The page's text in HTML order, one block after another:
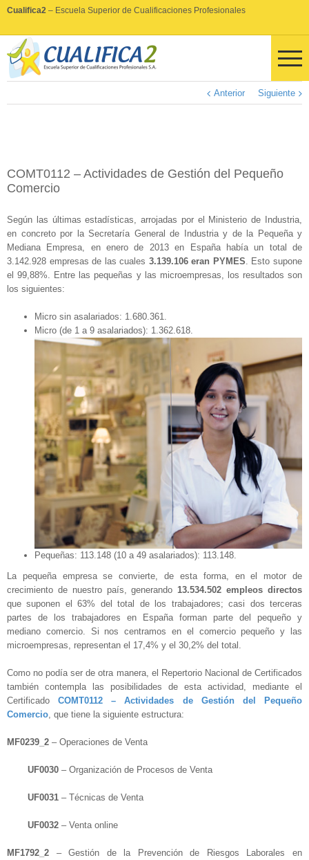
Cualifica2 – Escuela Superior de Cualificaciones Profesionales
Anterior Siguiente
COMT0112 – Actividades de Gestión del Pequeño
Comercio
Según las últimas estadísticas, arrojadas por el Ministerio de Industria,
en concreto por la Secretaría General de Industria y de la Pequeña y
Mediana Empresa, en enero de 2013 en España había un total de
3.142.928 empresas de las cuales 3.139.106 eran PYMES. Esto supone
el 99,88%. Entre las pequeñas y las microempresas, los resultados son
los siguientes:
Micro sin asalariados: 1.680.361.
Micro (de 1 a 9 asalariados): 1.362.618.
Pequeñas: 113.148 (10 a 49 asalariados): 113.148.
La pequeña empresa se convierte, de esta forma, en el motor de
crecimiento de nuestro país, generando 13.534.502 empleos directos
que suponen el 63% del total de los trabajadores; casi dos terceras
partes de los trabajadores en España forman parte del pequeño y
mediano comercio. Si nos centramos en el comercio pequeño y las
microempresas, representan el 17,4% y el 30,2% del total.
Como no podía ser de otra manera, el Repertorio Nacional de Certificados
también contempla las posibilidades de esta actividad, mediante el
CertificadoCOMT0112 – Actividades de Gestión del Pequeño
Comercio , que tiene la siguiente estructura:
MF0239_2 – Operaciones de Venta
UF0030 – Organización de Procesos de Venta
UF0031 – Técnicas de Venta
UF0032 – Venta online
MF1792_2 – Gestión de la Prevención de Riesgos Laborales en